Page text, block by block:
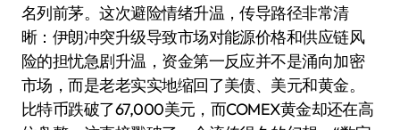
名列前茅。这次避险情绪升温，传导路径非常清
晰：伊朗冲突升级导致市场对能源价格和供应链风
险的担忧急剧升温，资金第一反应并不是涌向加密
市场，而是老老实实地缩回了美债、美元和黄金。
比特币跌破了67,000美元，而COMEX黄金却还在高